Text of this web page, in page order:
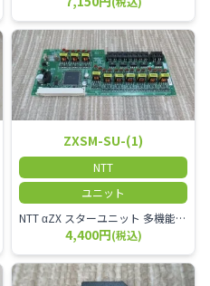
ZXSM-SU-(1)
NTT
ユニット
NTT αZX スターユニット 多機能電話機ユニット
4,400円(税込)